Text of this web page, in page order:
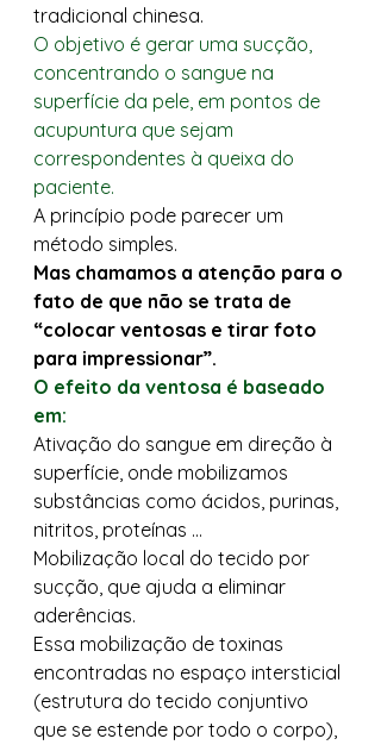
tradicional chinesa.
O objetivo é gerar uma sucção,
concentrando o sangue na
superfície da pele, em pontos de
acupuntura que sejam
correspondentes à queixa do
paciente.
A princípio pode parecer um
método simples.
Mas chamamos a atenção para o
fato de que não se trata de
“colocar ventosas e tirar foto
para impressionar”.
O efeito da ventosa é baseado
em:
Ativação do sangue em direção à
superfície, onde mobilizamos
substâncias como ácidos, purinas,
nitritos, proteínas …
Mobilização local do tecido por
sucção, que ajuda a eliminar
aderências.
Essa mobilização de toxinas
encontradas no espaço intersticial
(estrutura do tecido conjuntivo
que se estende por todo o corpo),